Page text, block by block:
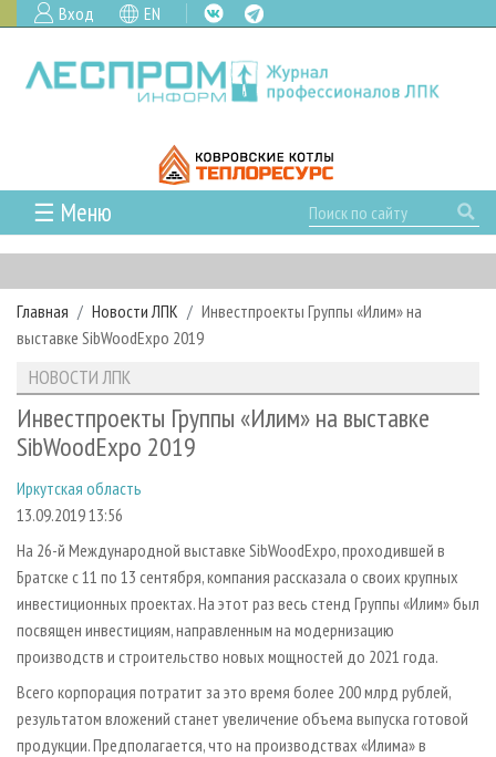
Вход EN
☰ Меню
ГЛАВНАЯ
РУБРИКИ И ТЕМЫ
РУБРИКИ ЖУРНАЛА
ЛЕСОЗАГОТОВКА
ЛЕСОПИЛЕНИЕ
СУШКА ДРЕВЕСИНЫ
ПРОИЗВОДСТВО ДРЕВЕСНЫХ ПЛИТ
ДЕРЕВЯННОЕ ДОМОСТРОЕНИЕ
ПРОИЗВОДСТВО МЕБЕЛИ
БИОЭНЕРГЕТИКА
ЦБП
ИНСТРУМЕНТ И МАТЕРИАЛЫ
НОВОСТИ
НОВОСТИ ЛПК
НОВОСТИ ЖУРНАЛА
ПРОЕКТЫ ЛПИ
АНАЛИТИКА
ПРЕДПРИЯТИЯ ЛПК
ПЕРСОНЫ
МОБИЛЬНЫЕ ВЫСТАВКИ
ОФИЦИАЛЬНЫЕ ДЕЛЕГАЦИИ
ПРИОРИТЕТНЫЕ ИНВЕСТПРОЕКТЫ
RUSSIAN FORESTRY REVIEW
ГАЗЕТА ЛЕСПРОМФОРУМ
БИБЛИОТЕКА СПЕЦИАЛИСТА
АРХИВ ЖУРНАЛОВ
СТАТЬИ
О ЖУРНАЛЕ
ПОДПИСКА
КОНТАКТЫ
РЕКЛАМОДАТЕЛЯМ
РЕКЛАМА
РЕКЛАМА НА САЙТЕ
Главная Новости ЛПК
Инвестпроекты Группы «Илим» на
выставке SibWoodExpo 2019
НОВОСТИ ЛПК
Инвестпроекты Группы «Илим» на выставке
SibWoodExpo 2019
Иркутская область
13.09.2019 13:56
На 26-й Международной выставке SibWoodExpo, проходившей в
Братске с 11 по 13 сентября, компания рассказала о своих крупных
инвестиционных проектах. На этот раз весь стенд Группы «Илим» был
посвящен инвестициям, направленным на модернизацию
производств и строительство новых мощностей до 2021 года.
Всего корпорация потратит за это время более 200 млрд рублей,
результатом вложений станет увеличение объема выпуска готовой
продукции. Предполагается, что на производствах «Илима» в